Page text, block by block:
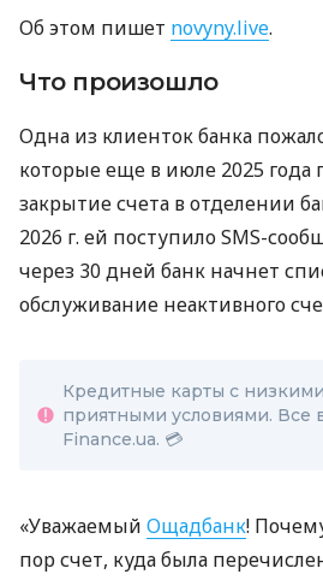
Об этом пишет novyny.live.
Что произошло
Одна из клиенток банка
которые еще в июле 2025 года
закрытие счета в отделении
2026 г. ей поступило SMS-
через 30 дней банк начнет
обслуживание неактивного
Кредитные карты с
приятными условиями. Все
Finance.ua. 💳
«Уважаемый Ощадбанк!
пор счет, куда была